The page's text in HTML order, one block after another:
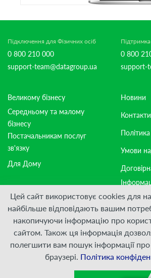
Підключення для Фізичних осіб
0 800 210 000
support-team@datagroup.ua
0 800
support-
Великому бізнесу
Середньому та малому
бізнесу
Постачальникам послуг
зв'язку
Для Дому
Новини
Контакти
Умови
Приєднуйтесь:
© ПрАТ "ДАТАГРУП", 2000 — 2026
Цей сайт використовує cookies для
найбільше відповідають вашим
накопичуючи інформацію про
сайтом. Також ця інформація
полегшити вам пошук інформації
браузері. Політика